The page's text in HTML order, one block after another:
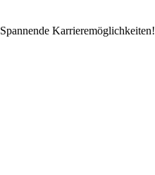
Karrieremöglichkeiten!